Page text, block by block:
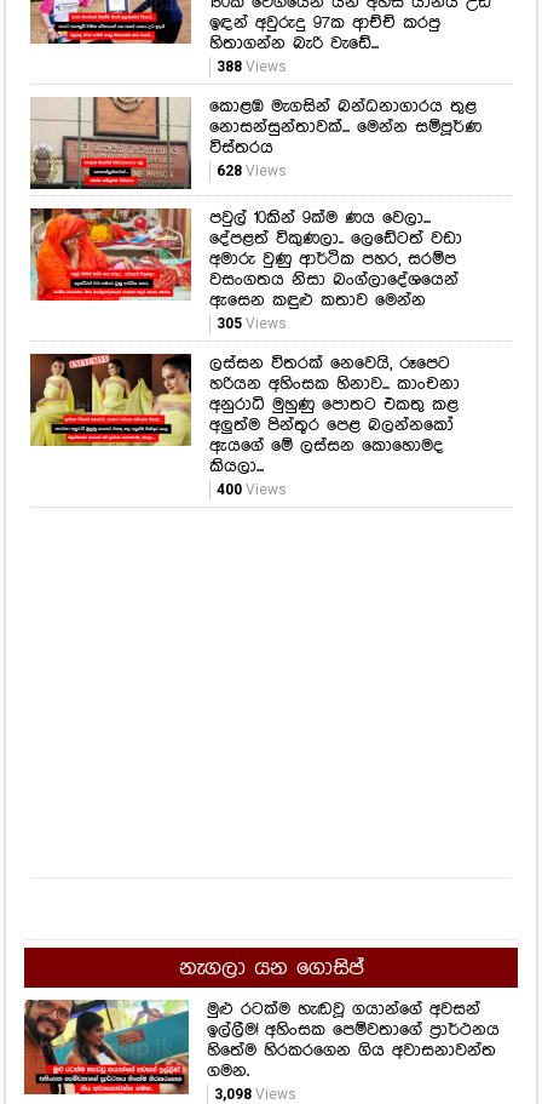
ඉඳන් අවුරුදු 97ක ආච්චි කරපු
හිතාගන්න බැරි වැඩේ...
388Views
කොළඹ මැගසින් බන්ධනාගාරය තුළ
නොසන්සුන්තාවක්... මෙන්න සම්පූර්ණ
විස්තරය
628Views
පවුල් 10කින් 9ක්ම ණය වෙලා...
දේපළත් විකුණලා.. ලෙඩේටත් වඩා
අමාරු වුණු ආර්ථික පහර, සරම්ප
වසංගතය නිසා බංග්ලාදේශයෙන්
ඇසෙන කඳුළු කතාව මෙන්න
305Views
ලස්සන විතරක් නෙවෙයි, රූපෙට
හරියන අහිංසක හිනාව... කාංචනා
අනුරාධි මුහුණු පොතට එකතු කළ
අලුත්ම පින්තූර පෙළ බලන්නකෝ
ඇයගේ මේ ලස්සන කොහොමද
කියලා...
400Views
නැගලා යන ගොසිප්
මුළු රටක්ම හැඬවූ ගයාන්ගේ අවසන්
ඉල්ලීම! අහිංසක පෙම්වතාගේ ප්‍රාර්ථනය
හිතේම හිරකරගෙන ගිය අවාසනාවන්ත
ගමන.
3,098Views